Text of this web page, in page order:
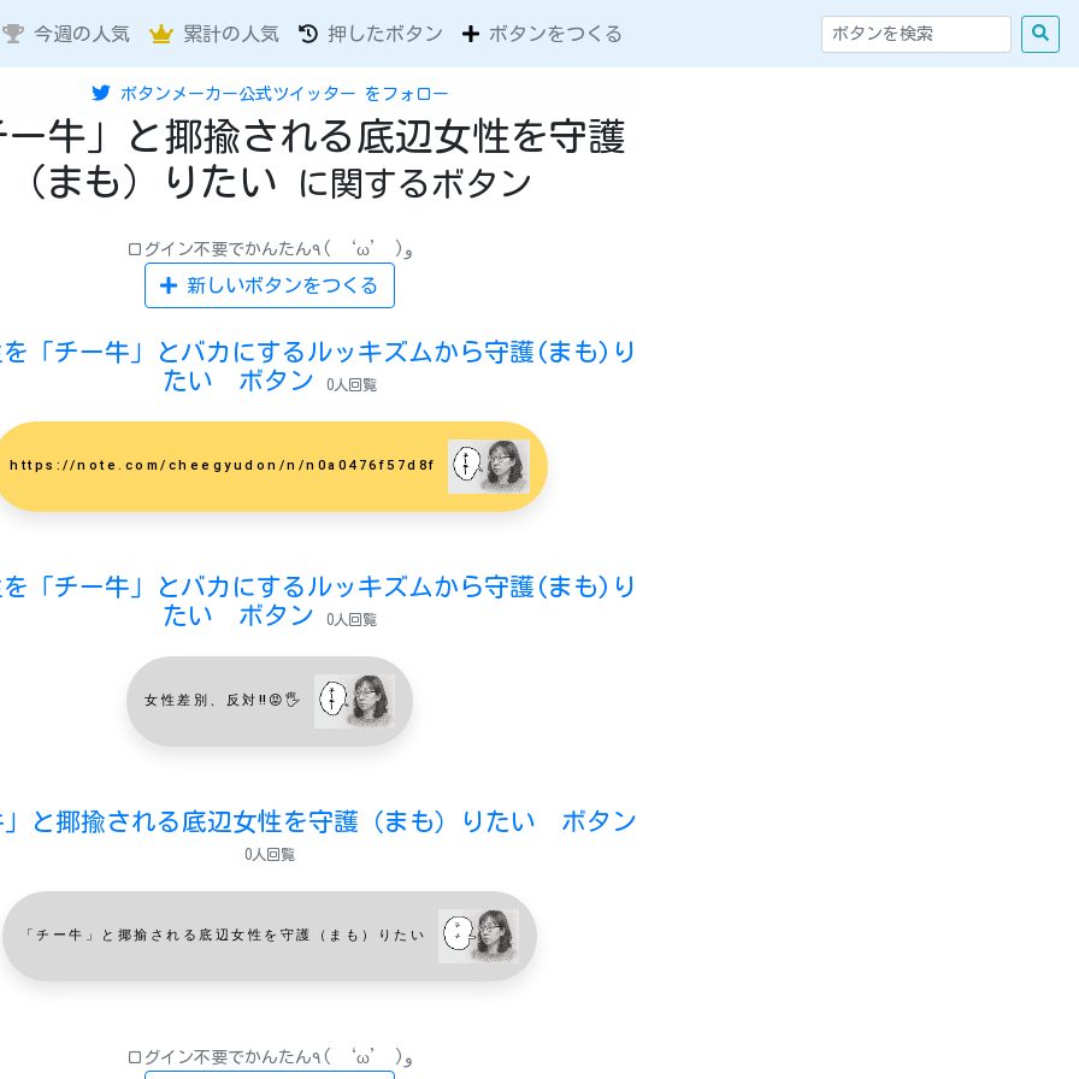
今週の人気 累計の人気 押したボタン ボタンをつくる
ボタンメーカー公式ツイッター をフォロー
ー牛」と揶揄される底辺女性を守護
（まも）りたい
に関するボタン
ログイン不要でかんたん٩( ‘ω’ )و
新しいボタンをつくる
「チー牛」とバカにするルッキズムから守護(まも)り
たい ボタン
0人回覧
https://note.com/cheegyudon/n/n0a0476f57d8f
「チー牛」とバカにするルッキズムから守護(まも)り
たい ボタン
0人回覧
女性差別、反対‼️😡🖐️
」と揶揄される底辺女性を守護（まも）りたい ボタン
0人回覧
「チー牛」と揶揄される底辺女性を守護（まも）りたい
ログイン不要でかんたん٩( ‘ω’ )و